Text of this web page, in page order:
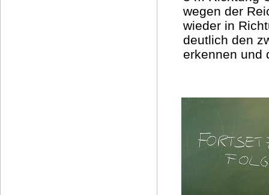
wegen der
wieder in
deutlich den
erkennen und